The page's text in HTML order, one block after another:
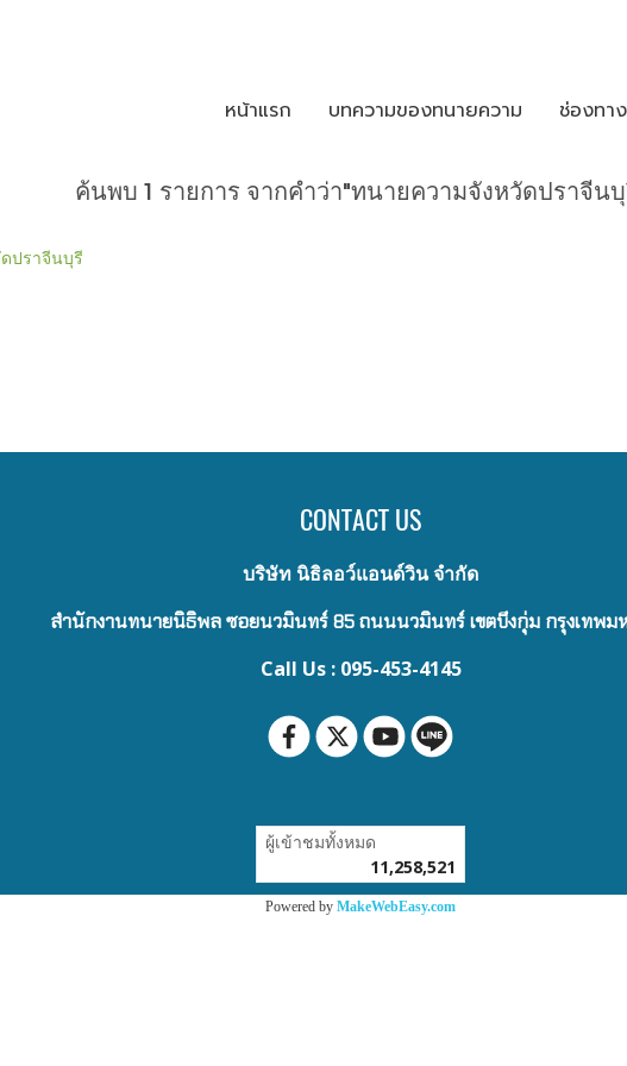
หน้าแรก บทความของทนายความ ช่องทา
ค้นพบ 1 รายการ จากคำว่า"ทนายความจังหวัดปราจีน
ปราจีนบุรี
CONTACT US
บริษัท นิธิลอว์แอนด์วิน จำกัด
สำนักงานทนายนิธิพล ซอยนวมินทร์ 85 ถนนนวมินทร์ เขตบึงกุ่ม กรุงเทพม
Call Us : 095-453-4145
ผู้เข้าชมทั้งหมด
11,258,521
Powered by MakeWebEasy.com